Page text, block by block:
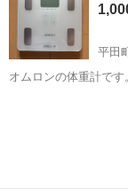
平田
オムロンの体重計です